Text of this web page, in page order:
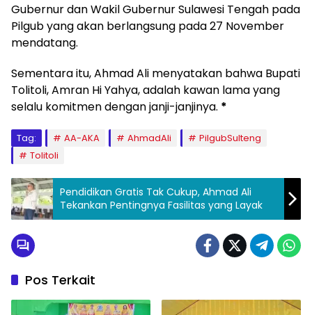
Gubernur dan Wakil Gubernur Sulawesi Tengah pada
Pilgub yang akan berlangsung pada 27 November
mendatang.
Sementara itu, Ahmad Ali menyatakan bahwa Bupati
Tolitoli, Amran Hi Yahya, adalah kawan lama yang
selalu komitmen dengan janji-janjinya. *
Tag: AA-AKA AhmadAli
PilgubSulteng
Tolitoli
Pendidikan Gratis Tak Cukup, Ahmad Ali
Tekankan Pentingnya Fasilitas yang Layak
Pos Terkait